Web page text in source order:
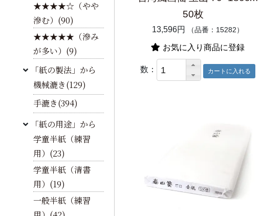
50枚
13,596円 （品番：15282）
お気に入り商品に登録
数：
★★★★☆（やや
滲む）(90)
★★★★★（滲み
が多い）(9)
「紙の製法」から
機械漉き(129)
手漉き(394)
「紙の用途」から
学童半紙（練習
用）(23)
学童半紙（清書
用）(19)
一般半紙（練習
用）(42)